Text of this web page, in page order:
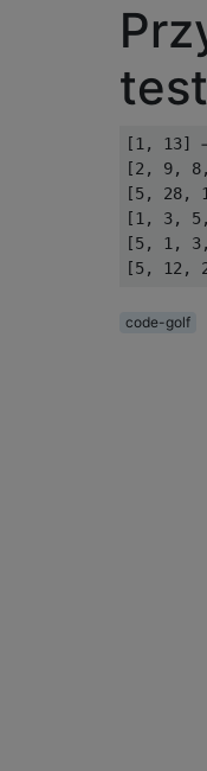
[1, 13]
[2, 9,
[5, 28,
[1, 3,
[5, 1,
code-golf